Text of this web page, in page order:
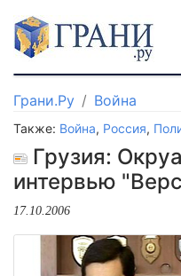
Грани.Ру Война
Также: Война, Россия,
Грузия:
интервью
17.10.2006